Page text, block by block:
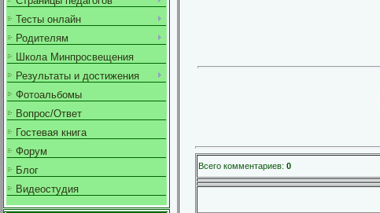
Тесты онлайн
Родителям
Школа Минпросвещения
Результаты и достижения
Фотоальбомы
Вопрос/Ответ
Гостевая книга
Форум
Блог
Видеостудия
Всего комментариев: 0